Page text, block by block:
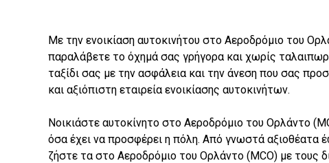
Με την ενοικίαση αυτοκινήτου στο Αεροδρόμιο του
παραλάβετε το όχημά σας γρήγορα και χωρίς
ταξίδι σας με την ασφάλεια και την άνεση που σας
και αξιόπιστη εταιρεία ενοικίασης αυτοκινήτων.
Νοικιάστε αυτοκίνητο στο Αεροδρόμιο του Ορλάντο
όσα έχει να προσφέρει η πόλη. Από γνωστά αξιοθέατα
ζήστε τα στο Αεροδρόμιο του Ορλάντο (MCO) με τους